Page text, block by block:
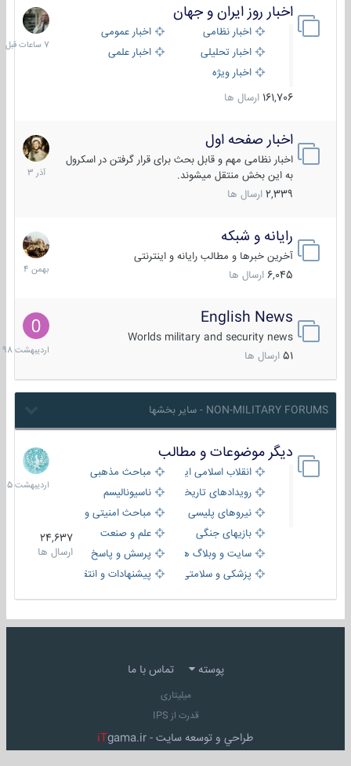
اخبار روز ایران و جهان
اخبار نظامی
اخبار عمومی
اخبار تحلیلی
اخبار علمی
اخبار ویژه
161,706 ارسال ها
7
ساعات
قبل
اخبار صفحه اول
اخبار نظامی مهم و قابل بحث برای قرار گرفتن در اسکرول
به این بخش منتقل میشوند.
2,339 ارسال ها
7
آذر
1403
رایانه و شبکه
آخرین خبرها و مطالب رایانه و اینترنتی
6,045 ارسال ها
30
بهمن
1404
English News
Worlds military and security news
51 ارسال ها
10
1398
NON-MILITARY FORUMS - سایر بخشها
دیگر موضوعات و مطالب
انقلاب اسلامی ایران
مباحث مذهبی
رویدادهای تاریخی و مذهبیناسیونالیسم
نیروهای پلیسی
مباحث امنیتی و اطلاعاتی
بازیهای جنگی
علم و صنعت
سایت و وبلاگ ها
پرسش و پاسخ
پزشکی و سلامتی
پیشنهادات و انتقادات
24,637
ارسال ها
8
1405
پوسته تماس با ما
میلیتاری
قدرت از IPS
طراحي و توسعه سايت - iTgama.ir